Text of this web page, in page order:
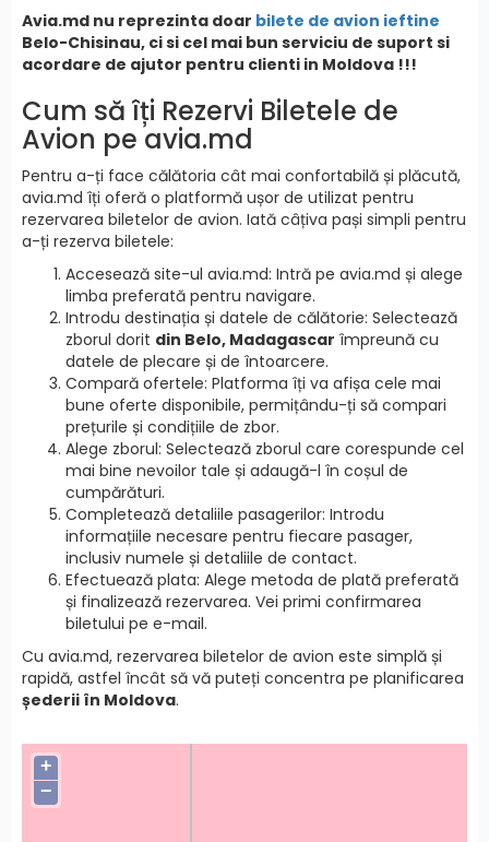
Avia.md nu reprezinta doar bilete de avion ieftine
Belo-Chisinau, ci si cel mai bun serviciu de suport si
acordare de ajutor pentru clienti in Moldova !!!
Cum să îți Rezervi Biletele de
Avion pe avia.md
Pentru a-ți face călătoria cât mai confortabilă și plăcută,
avia.md îți oferă o platformă ușor de utilizat pentru
rezervarea biletelor de avion. Iată câțiva pași simpli pentru
a-ți rezerva biletele:
Accesează site-ul avia.md: Intră pe avia.md și alege
limba preferată pentru navigare.
Introdu destinația și datele de călătorie: Selectează
zborul dorit din Belo, Madagascar împreună cu
datele de plecare și de întoarcere.
Compară ofertele: Platforma îți va afișa cele mai
bune oferte disponibile, permițându-ți să compari
prețurile și condițiile de zbor.
Alege zborul: Selectează zborul care corespunde cel
mai bine nevoilor tale și adaugă-l în coșul de
cumpărături.
Completează detaliile pasagerilor: Introdu
informațiile necesare pentru fiecare pasager,
inclusiv numele și detaliile de contact.
Efectuează plata: Alege metoda de plată preferată
și finalizează rezervarea. Vei primi confirmarea
biletului pe e-mail.
Cu avia.md, rezervarea biletelor de avion este simplă și
rapidă, astfel încât să vă puteți concentra pe planificarea
șederii în Moldova.
+
−